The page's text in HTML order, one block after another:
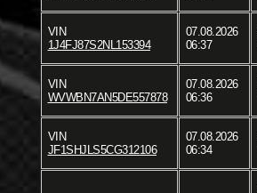
VIN
1J4FJ87S2NL153394
07.08.2026
06:37
VIN
WVWBN7AN5DE557878
07.08.2026
06:36
VIN
JF1SHJLS5CG312106
07.08.2026
06:34